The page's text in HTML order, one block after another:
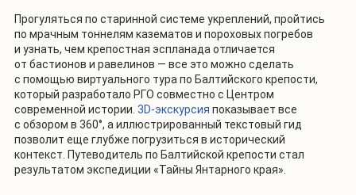
Прогуляться по старинной системе укреплений, пройтись
по мрачным тоннелям казематов и пороховых погребов
и узнать, чем крепостная эспланада отличается
от бастионов и равелинов — все это можно сделать
с помощью виртуального тура по Балтийского крепости,
который разработало РГО совместно с Центром
современной истории. 3D-экскурсия показывает все
с обзором в 360°, а иллюстрированный текстовый гид
позволит еще глубже погрузиться в исторический
контекст. Путеводитель по Балтийской крепости стал
результатом экспедиции «Тайны Янтарного края».